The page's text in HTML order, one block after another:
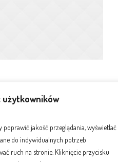
użytkowników
poprawić jakość przeglądania, wyświetlać
do indywidualnych potrzeb
ruch na stronie. Kliknięcie przycisku